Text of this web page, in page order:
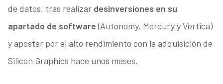
de datos, tras realizar desinversiones en su
apartado de software(Autonomy, Mercury y Vertica)
y apostar por el alto rendimiento con la adquisición de
Silicon Graphics hace unos meses.